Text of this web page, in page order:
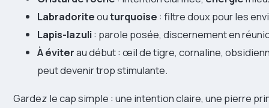
Labradoriteouturquoise : filtre doux pour les
Lapis-lazuli : parole posée, discernement en
À éviterau début : œil de tigre, cornaline,
peut devenir trop stimulante.
Gardez le cap simple : une intention claire, une pierre